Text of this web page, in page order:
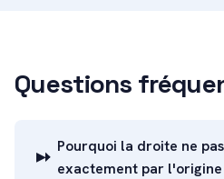
Questions
Pourquoi la droite ne
exactement par